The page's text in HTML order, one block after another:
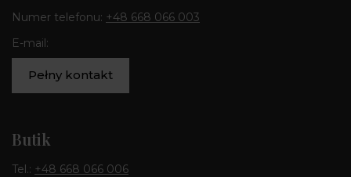
Numer telefonu: +48 668 066 003
E-mail:
Pełny kontakt
Butik
Tel.: +48 668 066 006